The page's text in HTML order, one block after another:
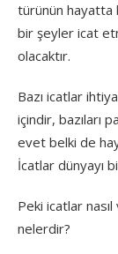
türünün hayatta
bir şeyler icat
olacaktır.
Bazı icatlar
içindir, bazıları
evet belki de
İcatlar dünyayı
Peki icatlar
nelerdir?